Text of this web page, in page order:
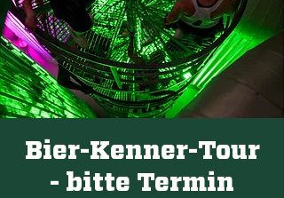
Bier-Kenner-Tour
- bitte Termin